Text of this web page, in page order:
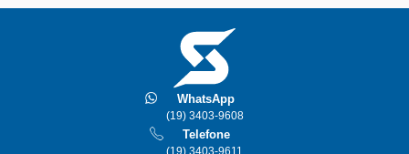
WhatsApp
(19) 3403-9608
Telefone